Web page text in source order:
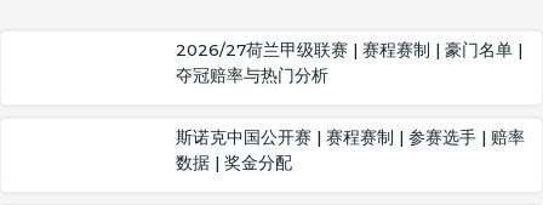
2026/27荷兰甲级联赛 | 赛程赛制 | 豪门名单 |
夺冠赔率与热门分析
斯诺克中国公开赛 | 赛程赛制 | 参赛选手 | 赔率
数据 | 奖金分配